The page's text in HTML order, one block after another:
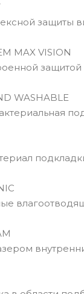
защиты
MAX VISION
защитой
WASHABLE